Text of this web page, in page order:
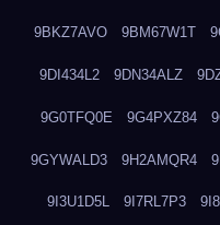
9BKZ7AVO 9BM67W1T
9DI434L2 9DN34ALZ
9G0TFQ0E 9G4PXZ84
9GYWALD3 9H2AMQR4
9I3U1D5L 9I7RL7P3